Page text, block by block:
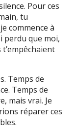
Pour ces
tu
commence à
perdu que moi,
Temps de
Temps de
mais vrai. Je
réparer ces